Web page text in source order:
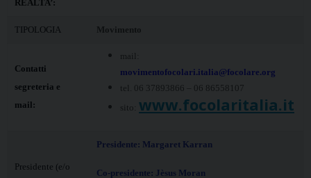
REALTA’:
TIPOLOGIA Movimento
Contatti
segreteria e
mail:
mail:
movimentofocolari.italia@focolare.org
tel. 06 37893866 – 06 86558107
sito: www.focolaritalia.it
Presidente (e/o
Presidente: Margaret Karran
Co-presidente: Jèsus Moran